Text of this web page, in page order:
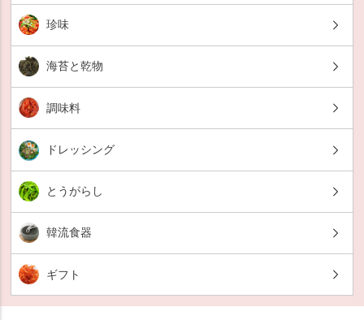
珍味
海苔と乾物
調味料
ドレッシング
とうがらし
韓流食器
ギフト